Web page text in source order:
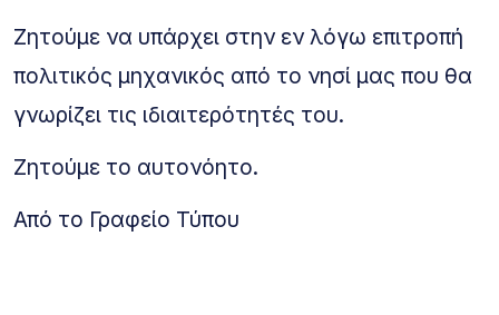
Ζητούμε να υπάρχει στην εν λόγω επιτροπή
πολιτικός μηχανικός από το νησί μας που θα
γνωρίζει τις ιδιαιτερότητές του.
Ζητούμε το αυτονόητο.
Από το Γραφείο Τύπου